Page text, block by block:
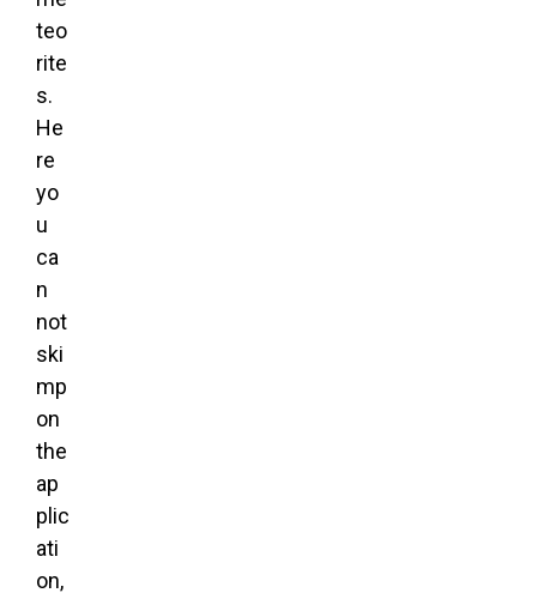
teo
rite
s.
He
re
yo
u
ca
n
not
ski
mp
on
the
ap
plic
ati
on,